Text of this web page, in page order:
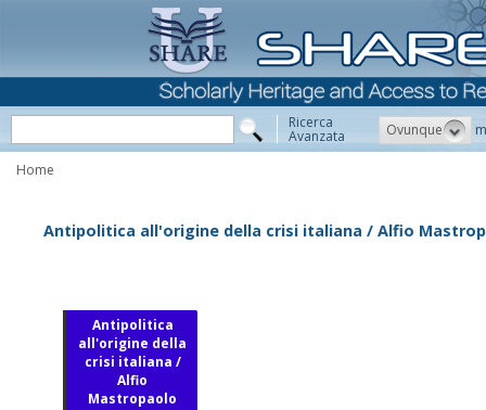
Ricerca
Avanzata Ovunque
Home
Antipolitica all'origine della crisi italiana / Alfio
Antipolitica
all'origine della
crisi italiana /
Alfio
Mastropaolo